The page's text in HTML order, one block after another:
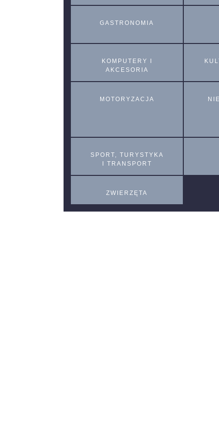
GASTRONOMIA
KOMPUTERY I
AKCESORIA
MOTORYZACJA
SPORT, TURYSTYKA
I TRANSPORT
ZWIERZĘTA